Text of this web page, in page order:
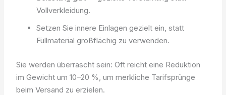
Vollverkleidung.
Setzen Sie innere Einlagen gezielt ein, statt
Füllmaterial großflächig zu verwenden.
Sie werden überrascht sein: Oft reicht eine Reduktion
im Gewicht um 10–20 %, um merkliche Tarifsprünge
beim Versand zu erzielen.